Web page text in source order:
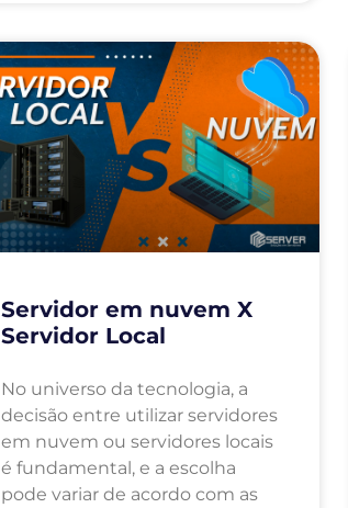
Servidor em nuvem X
Servidor Local
No universo da tecnologia, a
decisão entre utilizar servidores
em nuvem ou servidores locais
é fundamental, e a escolha
pode variar de acordo com as